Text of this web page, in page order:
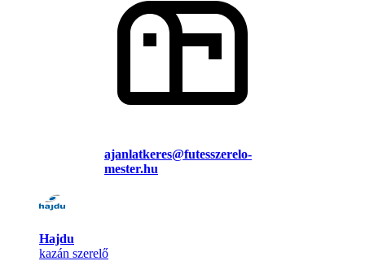
ajanlatkeres@futesszerelo-
mester.hu
Hajdu
kazán szerelő